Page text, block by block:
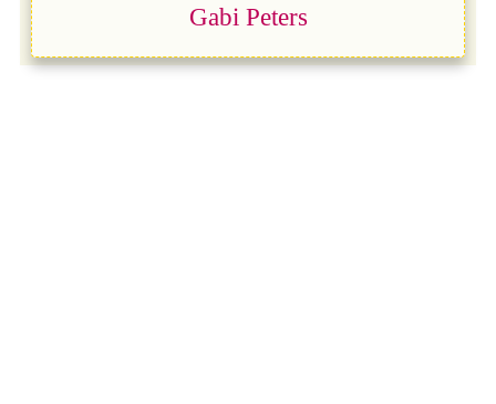
Gabi Peters